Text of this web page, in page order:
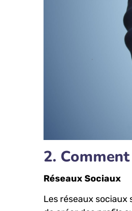
2.
Réseaux Sociaux
Les réseaux